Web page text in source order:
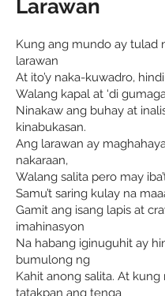
Larawan
Kung ang mundo ay tulad
larawan
At ito’y naka-kuwadro,
Walang kapal at ‘di
Ninakaw ang buhay at
kinabukasan.
Ang larawan ay
nakaraan,
Walang salita pero may
Samu’t saring kulay na
Gamit ang isang lapis at
imahinasyon
Na habang iginuguhit ay
bumulong ng
Kahit anong salita. At kung
tatakpan ang tenga